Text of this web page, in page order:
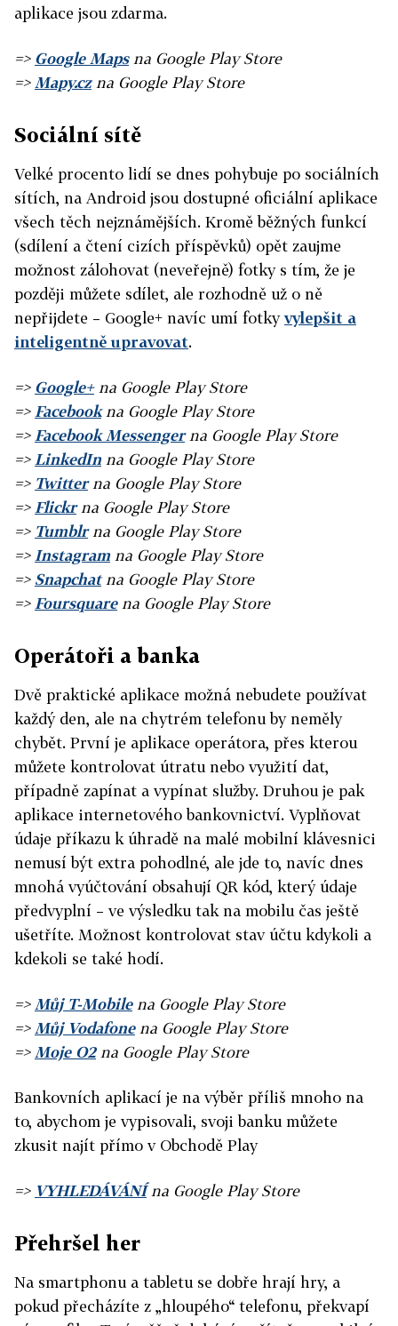
aplikace jsou zdarma.
=> Google Mapsna Google Play Store
=> Mapy.czna Google Play Store
Sociální sítě
Velké procento lidí se dnes pohybuje po sociálních
sítích, na Android jsou dostupné oficiální aplikace
všech těch nejznámějších. Kromě běžných funkcí
(sdílení a čtení cizích příspěvků) opět zaujme
možnost zálohovat (neveřejně) fotky s tím, že je
později můžete sdílet, ale rozhodně už o ně
nepřijdete – Google+ navíc umí fotkyvylepšit a
inteligentně upravovat.
=> Google+na Google Play Store
=> Facebookna Google Play Store
=> Facebook Messengerna Google Play Store
=> LinkedIn na Google Play Store
=> Twitterna Google Play Store
=> Flickrna Google Play Store
=> Tumblrna Google Play Store
=> Instagram na Google Play Store
=> Snapchatna Google Play Store
=> Foursquarena Google Play Store
Operátoři a banka
Dvě praktické aplikace možná nebudete používat
každý den, ale na chytrém telefonu by neměly
chybět. První je aplikace operátora, přes kterou
můžete kontrolovat útratu nebo využití dat,
případně zapínat a vypínat služby. Druhou je pak
aplikace internetového bankovnictví. Vyplňovat
údaje příkazu k úhradě na malé mobilní klávesnici
nemusí být extra pohodlné, ale jde to, navíc dnes
mnohá vyúčtování obsahují QR kód, který údaje
předvyplní – ve výsledku tak na mobilu čas ještě
ušetříte. Možnost kontrolovat stav účtu kdykoli a
kdekoli se také hodí.
=> Můj T-Mobilena Google Play Store
=> Můj Vodafonena Google Play Store
=> Moje O2na Google Play Store
Bankovních aplikací je na výběr příliš mnoho na
to, abychom je vypisovali, svoji banku můžete
zkusit najít přímo v Obchodě Play
=> VYHLEDÁVÁNÍna Google Play Store
Přehršel her
Na smartphonu a tabletu se dobře hrají hry, a
pokud přecházíte z „hloupého“ telefonu, překvapí